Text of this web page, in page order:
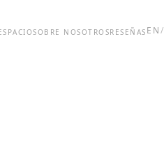
SOBRE NOSOTROSRESEÑAS EN/